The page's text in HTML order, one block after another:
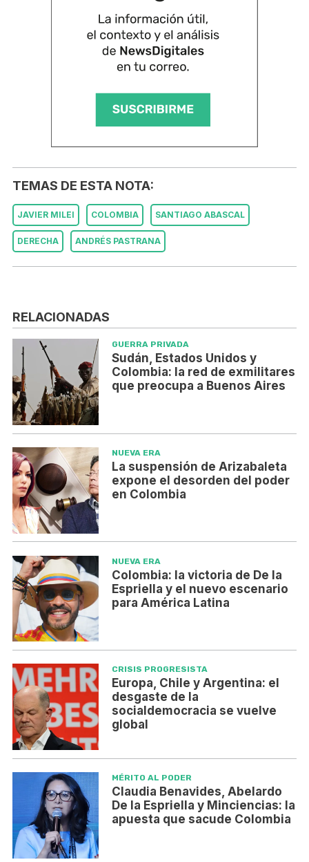
TEMAS DE ESTA NOTA:
JAVIER MILEI COLOMBIA SANTIAGO ABASCAL
DERECHA ANDRÉS PASTRANA
RELACIONADAS
GUERRA PRIVADA
Sudán, Estados Unidos y
Colombia: la red de exmilitares
que preocupa a Buenos Aires
NUEVA ERA
La suspensión de Arizabaleta
expone el desorden del poder
en Colombia
NUEVA ERA
Colombia: la victoria de De la
Espriella y el nuevo escenario
para América Latina
CRISIS PROGRESISTA
Europa, Chile y Argentina: el
desgaste de la
socialdemocracia se vuelve
global
MÉRITO AL PODER
Claudia Benavides, Abelardo
De la Espriella y Minciencias: la
apuesta que sacude Colombia